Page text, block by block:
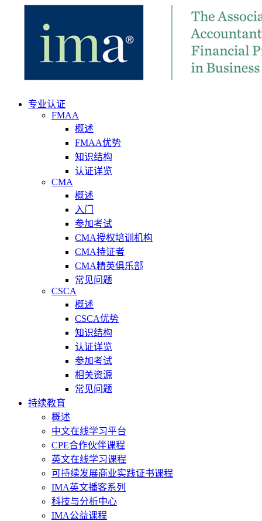
专业认证
FMAA
概述
FMAA优势
知识结构
认证详览
CMA
概述
入门
参加考试
CMA授权培训机构
CMA持证者
CMA精英俱乐部
常见问题
CSCA
概述
CSCA优势
知识结构
认证详览
参加考试
相关资源
常见问题
持续教育
概述
中文在线学习平台
CPE合作伙伴课程
英文在线学习课程
可持续发展商业实践证书课程
IMA英文播客系列
科技与分析中心
IMA公益课程